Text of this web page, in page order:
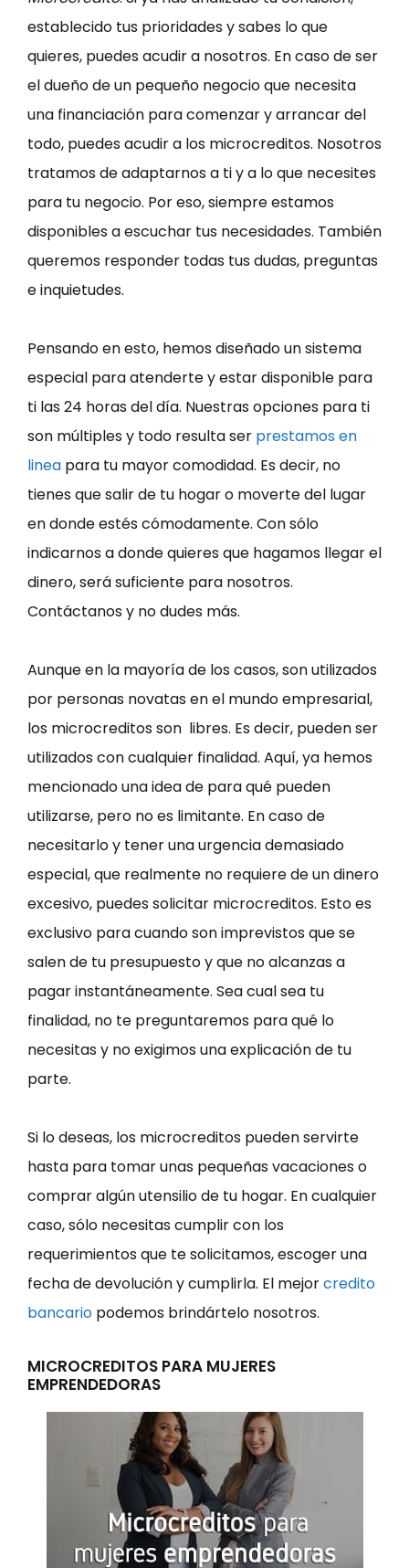
establecido tus prioridades y sabes lo que
quieres, puedes acudir a nosotros. En caso de ser
el dueño de un pequeño negocio que necesita
una financiación para comenzar y arrancar del
todo, puedes acudir a los microcreditos. Nosotros
tratamos de adaptarnos a ti y a lo que necesites
para tu negocio. Por eso, siempre estamos
disponibles a escuchar tus necesidades. También
queremos responder todas tus dudas, preguntas
e inquietudes.
Pensando en esto, hemos diseñado un sistema
especial para atenderte y estar disponible para
ti las 24 horas del día. Nuestras opciones para ti
son múltiples y todo resulta ser prestamos en
linea para tu mayor comodidad. Es decir, no
tienes que salir de tu hogar o moverte del lugar
en donde estés cómodamente. Con sólo
indicarnos a donde quieres que hagamos llegar el
dinero, será suficiente para nosotros.
Contáctanos y no dudes más.
Aunque en la mayoría de los casos, son utilizados
por personas novatas en el mundo empresarial,
los microcreditos son libres. Es decir, pueden ser
utilizados con cualquier finalidad. Aquí, ya hemos
mencionado una idea de para qué pueden
utilizarse, pero no es limitante. En caso de
necesitarlo y tener una urgencia demasiado
especial, que realmente no requiere de un dinero
excesivo, puedes solicitar microcreditos. Esto es
exclusivo para cuando son imprevistos que se
salen de tu presupuesto y que no alcanzas a
pagar instantáneamente. Sea cual sea tu
finalidad, no te preguntaremos para qué lo
necesitas y no exigimos una explicación de tu
parte.
Si lo deseas, los microcreditos pueden servirte
hasta para tomar unas pequeñas vacaciones o
comprar algún utensilio de tu hogar. En cualquier
caso, sólo necesitas cumplir con los
requerimientos que te solicitamos, escoger una
fecha de devolución y cumplirla. El mejorcredito
bancario podemos brindártelo nosotros.
MICROCREDITOS PARA MUJERES
EMPRENDEDORAS